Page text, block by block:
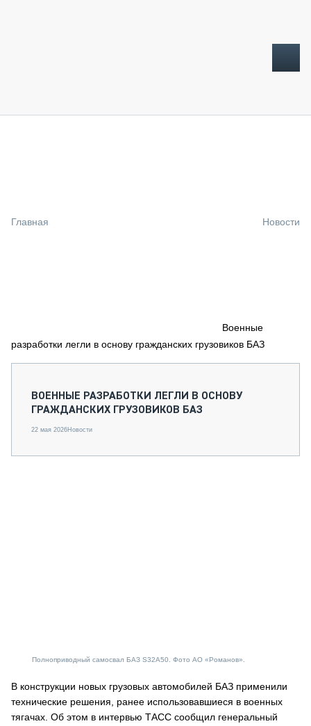
СПЕЦПРОЕКТЫ
О ПРОЕКТЕ
Главная Новости
Военные
разработки легли в основу гражданских грузовиков БАЗ
ВОЕННЫЕ РАЗРАБОТКИ ЛЕГЛИ В ОСНОВУ
ГРАЖДАНСКИХ ГРУЗОВИКОВ БАЗ
22 мая 2026Новости
Полноприводный самосвал БАЗ S32A50. Фото АО «Романов».
В конструкции новых грузовых автомобилей БАЗ применили
технические решения, ранее использовавшиеся в военных
тягачах. Об этом в интервью ТАСС сообщил генеральный